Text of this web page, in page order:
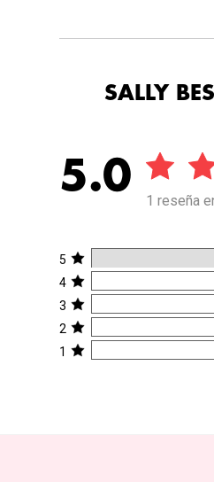
SALLY
5.0
1 reseña
5
4
3
2
1